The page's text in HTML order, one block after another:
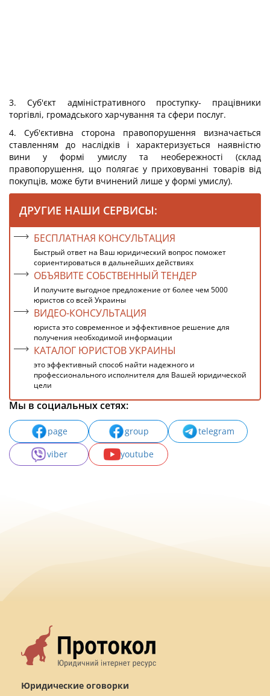
3. Суб'єкт адміністративного проступку- працівники
торгівлі, громадського харчування та сфери послуг.
4. Суб'єктивна сторона правопорушення визначається
ставленням до наслідків і характеризується наявністю
вини у формі умислу та необережності (склад
правопорушення, що полягає у приховуванні товарів від
покупців, може бути вчинений лише у формі умислу).
ДРУГИЕ НАШИ СЕРВИСЫ:
БЕСПЛАТНАЯ КОНСУЛЬТАЦИЯ
Быстрый ответ на Ваш юридический вопрос поможет
сориентироваться в дальнейших действиях
ОБЪЯВИТЕ СОБСТВЕННЫЙ ТЕНДЕР
И получите выгодное предложение от более чем 5000
юристов со всей Украины
ВИДЕО-КОНСУЛЬТАЦИЯ
юриста это современное и эффективное решение для
получения необходимой информации
КАТАЛОГ ЮРИСТОВ УКРАИНЫ
это эффективный способ найти надежного и
профессионального исполнителя для Вашей юридической
цели
Мы в социальных сетях:
page group
telegram
viber
youtube
Юридические оговорки